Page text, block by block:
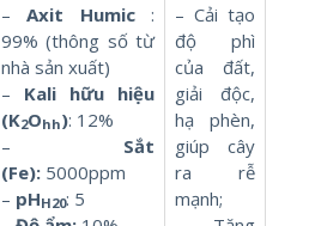
–Axit Humic:
99% (thông số từ
nhà sản xuất)
– Kali hữu hiệu
(K2Ohh): 12%
– Sắt
(Fe): 5000ppm
– pHH20: 5
– Cải tạo
độ phì
của đất,
giải độc,
hạ phèn,
giúp cây
ra rễ
mạnh;